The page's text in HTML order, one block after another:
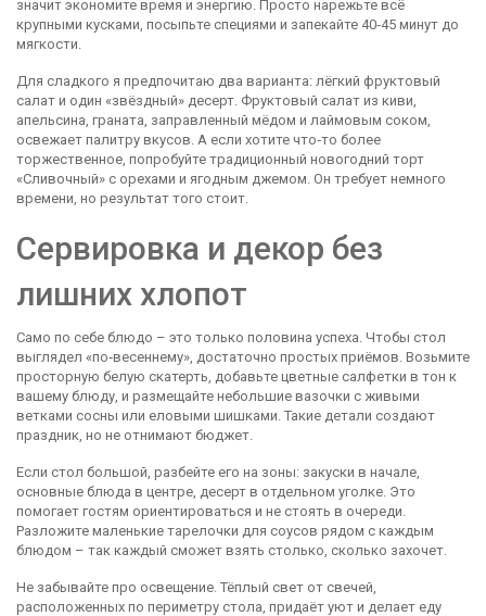
значит экономите время и энергию. Просто нарежьте всё
крупными кусками, посыпьте специями и запекайте 40‑45 минут до
мягкости.
Для сладкого я предпочитаю два варианта: лёгкий фруктовый
салат и один «звёздный» десерт. Фруктовый салат из киви,
апельсина, граната, заправленный мёдом и лаймовым соком,
освежает палитру вкусов. А если хотите что‑то более
торжественное, попробуйте традиционный новогодний торт
«Сливочный» с орехами и ягодным джемом. Он требует немного
времени, но результат того стоит.
Сервировка и декор без
лишних хлопот
Само по себе блюдо – это только половина успеха. Чтобы стол
выглядел «по‑весеннему», достаточно простых приёмов. Возьмите
просторную белую скатерть, добавьте цветные салфетки в тон к
вашему блюду, и размещайте небольшие вазочки с живыми
ветками сосны или еловыми шишками. Такие детали создают
праздник, но не отнимают бюджет.
Если стол большой, разбейте его на зоны: закуски в начале,
основные блюда в центре, десерт в отдельном уголке. Это
помогает гостям ориентироваться и не стоять в очереди.
Разложите маленькие тарелочки для соусов рядом с каждым
блюдом – так каждый сможет взять столько, сколько захочет.
Не забывайте про освещение. Тёплый свет от свечей,
расположенных по периметру стола, придаёт уют и делает еду